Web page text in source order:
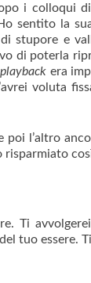
i colloqui
sentito la
stupore e
di poterla
playback era
voluta
poi l’altro
risparmiato
Ti
tuo essere.